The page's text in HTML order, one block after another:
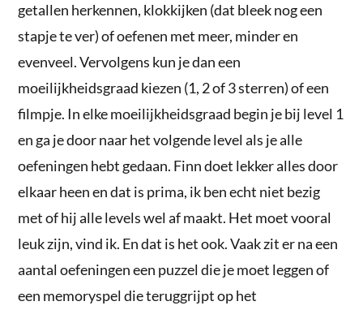
getallen herkennen, klokkijken (dat bleek nog een
stapje te ver) of oefenen met meer, minder en
evenveel. Vervolgens kun je dan een
moeilijkheidsgraad kiezen (1, 2 of 3 sterren) of een
filmpje. In elke moeilijkheidsgraad begin je bij level 1
en ga je door naar het volgende level als je alle
oefeningen hebt gedaan. Finn doet lekker alles door
elkaar heen en dat is prima, ik ben echt niet bezig
met of hij alle levels wel af maakt. Het moet vooral
leuk zijn, vind ik. En dat is het ook. Vaak zit er na een
aantal oefeningen een puzzel die je moet leggen of
een memoryspel die teruggrijpt op het